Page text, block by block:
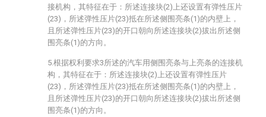
接机构，其特征在于：所述连接块(2)上还设置有弹性压片
(23)，所述弹性压片(23)抵在所述侧围亮条(1)的内壁上，
且所述弹性压片(23)的开口朝向所述连接块(2)拔出所述侧
围亮条(1)的方向。
5.根据权利要求3所述的汽车用侧围亮条与上亮条的连接机
构，其特征在于：所述连接块(2)上还设置有弹性压片
(23)，所述弹性压片(23)抵在所述侧围亮条(1)的内壁上，
且所述弹性压片(23)的开口朝向所述连接块(2)拔出所述侧
围亮条(1)的方向。